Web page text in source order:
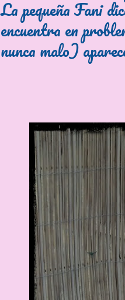
La pequeña Fani
encuentra en
nunca malo)